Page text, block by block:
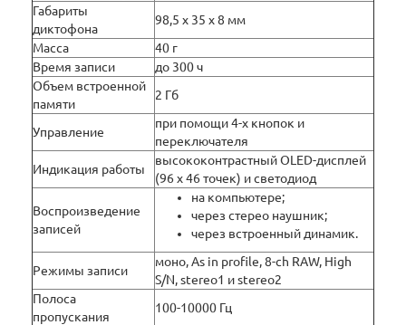
Габариты
диктофона
98,5 х 35 х 8 мм
Масса
40 г
Время записи
до 300 ч
Объем встроенной
памяти
2 Гб
Управление
при помощи 4-х кнопок и
переключателя
Индикация работы
высококонтрастный OLED-дисплей
(96 х 46 точек) и светодиод
Воспроизведение
записей
на компьютере;
через стерео наушник;
через встроенный динамик.
Режимы записи
моно, As in profile, 8-ch RAW, High
S/N, stereo1 и stereo2
Полоса
пропускания
100-10000 Гц